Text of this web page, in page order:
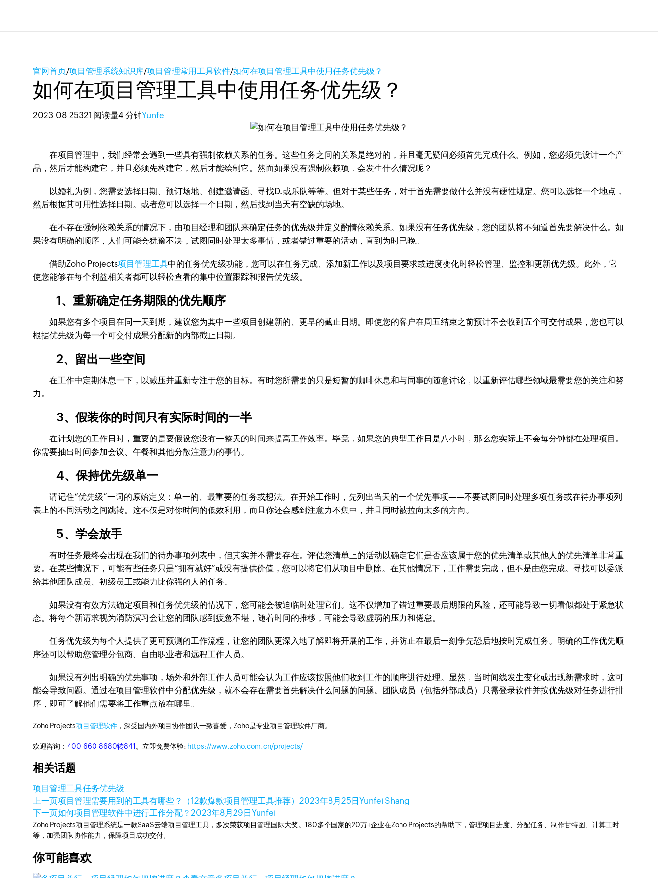
官网首页/项目管理系统知识库/项目管理常用工具软件/如何在项目管理工具中使用任务优先级？
如何在项目管理工具中使用任务优先级？
2023-08-25321 阅读量4 分钟Yunfei
在项目管理中，我们经常会遇到一些具有强制依赖关系的任务。这些任务之间的关系是绝对的，并且毫无疑问必须首先完成什么。例如，您必须先设计一个产
品，然后才能构建它，并且必须先构建它，然后才能绘制它。然而如果没有强制依赖项，会发生什么情况呢？
以婚礼为例，您需要选择日期、预订场地、创建邀请函、寻找DJ或乐队等等。但对于某些任务，对于首先需要做什么并没有硬性规定。您可以选择一个地点，
然后根据其可用性选择日期。或者您可以选择一个日期，然后找到当天有空缺的场地。
在不存在强制依赖关系的情况下，由项目经理和团队来确定任务的优先级并定义酌情依赖关系。如果没有任务优先级，您的团队将不知道首先要解决什么。如
果没有明确的顺序，人们可能会犹豫不决，试图同时处理太多事情，或者错过重要的活动，直到为时已晚。
借助Zoho Projects项目管理工具中的任务优先级功能，您可以在任务完成、添加新工作以及项目要求或进度变化时轻松管理、监控和更新优先级。此外，它
使您能够在每个利益相关者都可以轻松查看的集中位置跟踪和报告优先级。
1、重新确定任务期限的优先顺序
如果您有多个项目在同一天到期，建议您为其中一些项目创建新的、更早的截止日期。即使您的客户在周五结束之前预计不会收到五个可交付成果，您也可以
根据优先级为每一个可交付成果分配新的内部截止日期。
2、留出一些空间
在工作中定期休息一下，以减压并重新专注于您的目标。有时您所需要的只是短暂的咖啡休息和与同事的随意讨论，以重新评估哪些领域最需要您的关注和努
力。
3、假装你的时间只有实际时间的一半
在计划您的工作日时，重要的是要假设您没有一整天的时间来提高工作效率。毕竟，如果您的典型工作日是八小时，那么您实际上不会每分钟都在处理项目。
你需要抽出时间参加会议、午餐和其他分散注意力的事情。
4、保持优先级单一
请记住“优先级”一词的原始定义：单一的、最重要的任务或想法。在开始工作时，先列出当天的一个优先事项——不要试图同时处理多项任务或在待办事项列
表上的不同活动之间跳转。这不仅是对你时间的低效利用，而且你还会感到注意力不集中，并且同时被拉向太多的方向。
5、学会放手
有时任务最终会出现在我们的待办事项列表中，但其实并不需要存在。评估您清单上的活动以确定它们是否应该属于您的优先清单或其他人的优先清单非常重
要。在某些情况下，可能有些任务只是“拥有就好”或没有提供价值，您可以将它们从项目中删除。在其他情况下，工作需要完成，但不是由您完成。寻找可以委派
给其他团队成员、初级员工或能力比你强的人的任务。
如果没有有效方法确定项目和任务优先级的情况下，您可能会被迫临时处理它们。这不仅增加了错过重要最后期限的风险，还可能导致一切看似都处于紧急状
态。将每个新请求视为消防演习会让您的团队感到疲惫不堪，随着时间的推移，可能会导致虚弱的压力和倦怠。
任务优先级为每个人提供了更可预测的工作流程，让您的团队更深入地了解即将开展的工作，并防止在最后一刻争先恐后地按时完成任务。明确的工作优先顺
序还可以帮助您管理分包商、自由职业者和远程工作人员。
如果没有列出明确的优先事项，场外和外部工作人员可能会认为工作应该按照他们收到工作的顺序进行处理。显然，当时间线发生变化或出现新需求时，这可
能会导致问题。通过在项目管理软件中分配优先级，就不会存在需要首先解决什么问题的问题。团队成员（包括外部成员）只需登录软件并按优先级对任务进行排
序，即可了解他们需要将工作重点放在哪里。
Zoho Projects项目管理软件 ，深受国内外项目协作团队一致喜爱，Zoho是专业项目管理软件厂商。
欢迎咨询：400-660-8680转841 。立即免费体验: https://www.zoho.com.cn/projects/
相关话题
项目管理工具任务优先级
上一页项目管理需要用到的工具有哪些？（12款爆款项目管理工具推荐）2023年8月25日Yunfei Shang
下一页如何项目管理软件中进行工作分配？2023年8月29日Yunfei
Zoho Projects项目管理系统是一款SaaS云端项目管理工具，多次荣获项目管理国际大奖。180多个国家的20万+企业在Zoho Projects的帮助下，管理项目进度、分配任务、制作甘特图、计算工时
等，加强团队协作能力，保障项目成功交付。
你可能喜欢